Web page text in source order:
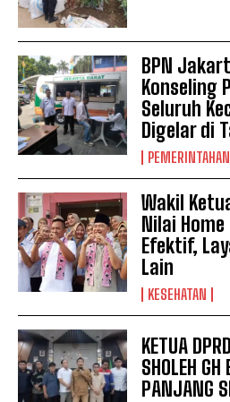
BPN
Konseling
Seluruh
Digelar di
PEMERINTAHAN
Wakil
Nilai
Efektif,
Lain
KESEHATAN
KETUA
SHOLEH
PANJANG